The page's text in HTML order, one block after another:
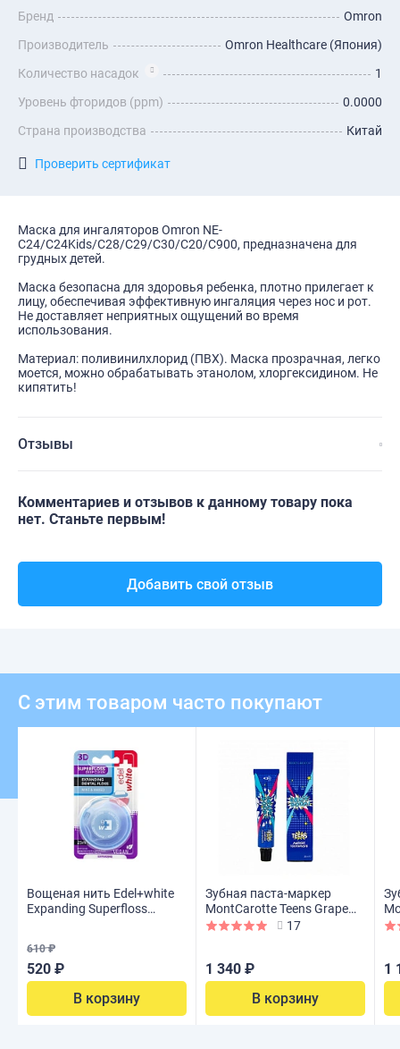
Бренд
Omron
Производитель
Omron Healthcare (Япония)
Количество насадок
1
Уровень фторидов (ppm)
0.0000
Страна производства
Китай
Проверить сертификат
Маска для ингаляторов Omron NE-
C24/C24Kids/C28/C29/C30/С20/С900, предназначена для
грудных детей.
Маска безопасна для здоровья ребенка, плотно прилегает к
лицу, обеспечивая эффективную ингаляция через нос и рот.
Не доставляет неприятных ощущений во время
использования.
Материал: поливинилхлорид (ПВХ). Маска прозрачная, легко
моется, можно обрабатывать этанолом, хлоргексидином. Не
кипятить!
Отзывы
Комментариев и отзывов к данному товару пока
нет. Станьте первым!
Добавить свой отзыв
С этим товаром часто покупают
Вощеная нить Edel+white
Expanding Superfloss
610 ₽
520 ₽
В корзину
Зубная паста-маркер
MontCarotte Teens Grape
Boom ( с 6 лет), 30 мл
17
1 340 ₽
В корзину
1